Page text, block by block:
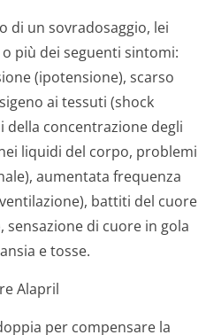
di un sovradosaggio, lei
più dei seguenti sintomi:
(ipotensione), scarso
ai tessuti (shock
concentrazione degli
liquidi del corpo, problemi
aumentata frequenza
battiti del cuore
di cuore in gola
e tosse.
Alapril
per compensare la